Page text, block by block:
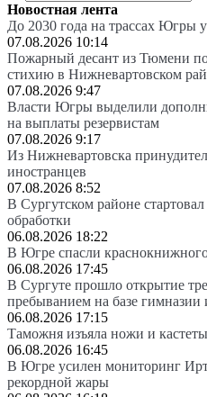
Новостная лента
До 2030 года на трассах Югры
07.08.2026 10:14
Пожарный десант из Тюмени
стихию в Нижневартовском
07.08.2026 9:47
Власти Югры выделили
на выплаты резервистам
07.08.2026 9:17
Из Нижневартовска
иностранцев
07.08.2026 8:52
В Сургутском районе
обработки
06.08.2026 18:22
В Югре спасли
06.08.2026 17:45
В Сургуте прошло открытие
пребыванием на базе
06.08.2026 17:15
Таможня изъяла ножи и
06.08.2026 16:45
В Югре усилен мониторинг
рекордной жары